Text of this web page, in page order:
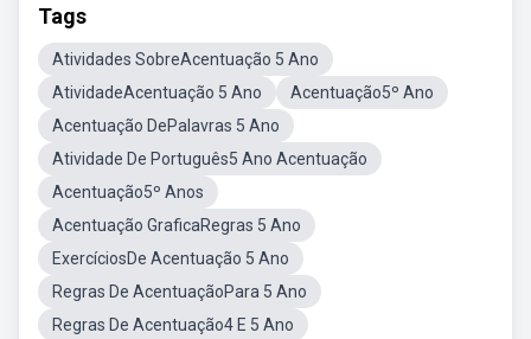
Tags
Atividades SobreAcentuação 5 Ano
AtividadeAcentuação 5 Ano
Acentuação5º Ano
Acentuação DePalavras 5 Ano
Atividade De Português5 Ano Acentuação
Acentuação5º Anos
Acentuação GraficaRegras 5 Ano
ExercíciosDe Acentuação 5 Ano
Regras De AcentuaçãoPara 5 Ano
Regras De Acentuação4 E 5 Ano